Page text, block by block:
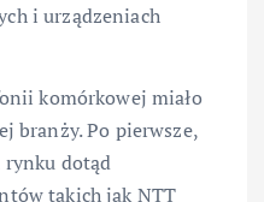
i urządzeniach
komórkowej miało
branży. Po pierwsze,
rynku dotąd
takich jak NTT